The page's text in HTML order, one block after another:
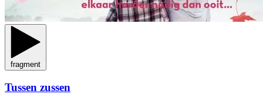
fragment
Tussen zussen